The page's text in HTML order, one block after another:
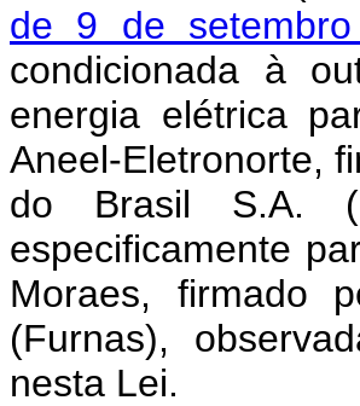
de 9 de
condicionada à
energia elétrica
Aneel-Eletronorte,
do Brasil S.A.
especificamente
Moraes, firmado
(Furnas),
nesta Lei.